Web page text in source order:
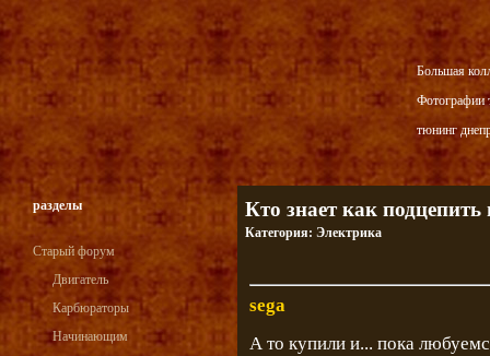
Большая
Фотографии
тюнинг
разделы
Старый форум
Двигатель
Карбюраторы
Начинающим
Кто знает как
Категория: Электрика
sega
А то купили и... пока